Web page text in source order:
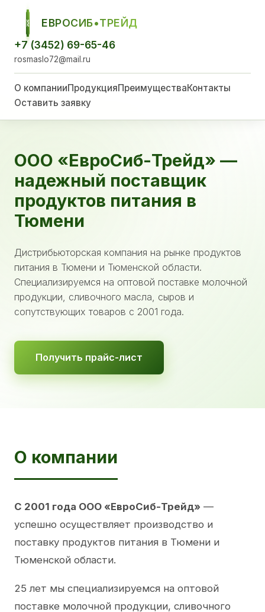
ЕСТ
ЕВРОСИБ•ТРЕЙД
+7 (3452) 69-65-46
rosmaslo72@mail.ru
О компанииПродукцияПреимуществаКонтакты
Оставить заявку
ООО «ЕвроСиб-Трейд» —
надежный поставщик
продуктов питания в
Тюмени
Дистрибьюторская компания на рынке продуктов
питания в Тюмени и Тюменской области.
Специализируемся на оптовой поставке молочной
продукции, сливочного масла, сыров и
сопутствующих товаров с 2001 года.
Получить прайс-лист
О компании
С 2001 года ООО «ЕвроСиб-Трейд» —
успешно осуществляет производство и
поставку продуктов питания в Тюмени и
Тюменской области.
25 лет мы специализируемся на оптовой
поставке молочной продукции, сливочного